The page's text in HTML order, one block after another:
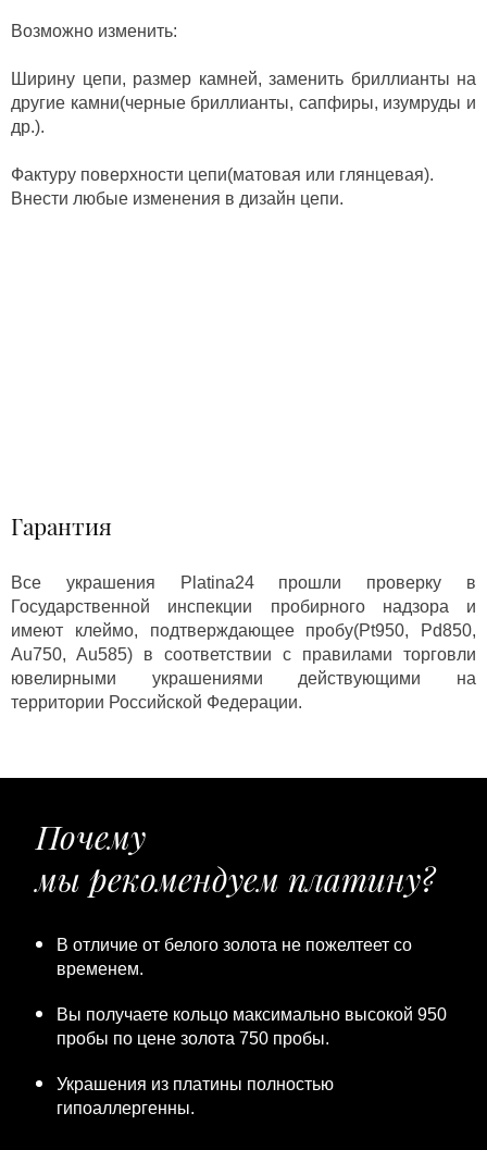
Возможно изменить:
Ширину цепи, размер камней, заменить бриллианты на
другие камни(черные бриллианты, сапфиры, изумруды и
др.).
Фактуру поверхности цепи(матовая или глянцевая).
Внести любые изменения в дизайн цепи.
Гарантия
Все украшения Platina24 прошли проверку в
Государственной инспекции пробирного надзора и
имеют клеймо, подтверждающее пробу(Pt950, Pd850,
Au750, Au585) в соответствии с правилами торговли
ювелирными украшениями действующими на
территории Российской Федерации.
Почему
мы рекомендуем платину?
В отличие от белого золота не пожелтеет со
временем.
Вы получаете кольцо максимально высокой 950
пробы по цене золота 750 пробы.
Украшения из платины полностью
гипоаллергенны.